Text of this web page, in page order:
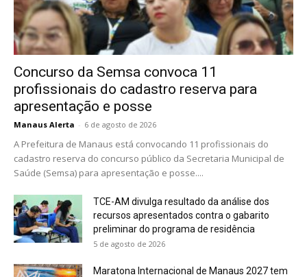
Concurso da Semsa convoca 11
profissionais do cadastro reserva para
apresentação e posse
Manaus Alerta - 6 de agosto de 2026
A Prefeitura de Manaus está convocando 11 profissionais do
cadastro reserva do concurso público da Secretaria Municipal de
Saúde (Semsa) para apresentação e posse....
TCE-AM divulga resultado da análise dos
recursos apresentados contra o gabarito
preliminar do programa de residência
5 de agosto de 2026
Maratona Internacional de Manaus 2027 tem